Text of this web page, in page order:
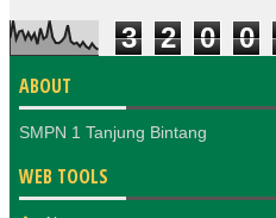
3 2 0 0
ABOUT
SMPN 1 Tanjung Bintang
WEB TOOLS